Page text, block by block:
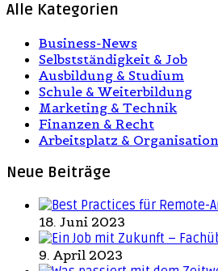
Alle Kategorien
Business-News
Selbstständigkeit & Job
Ausbildung & Studium
Schule & Weiterbildung
Marketing & Technik
Finanzen & Recht
Arbeitsplatz & Organisation
Neue Beiträge
18. Juni 2023
9. April 2023